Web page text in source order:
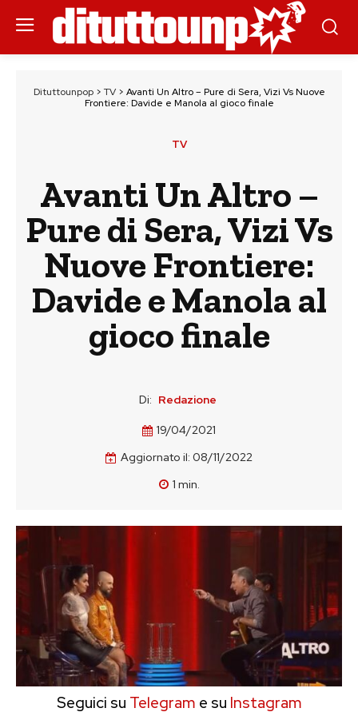
Dituttounpop> TV> Avanti Un Altro – Pure di Sera, Vizi Vs Nuove
Frontiere: Davide e Manola al gioco finale
TV
Avanti Un Altro –
Pure di Sera, Vizi Vs
Nuove Frontiere:
Davide e Manola al
gioco finale
Di: Redazione
19/04/2021
Aggiornato il: 08/11/2022
1 min.
Seguici su Telegram e su Instagram